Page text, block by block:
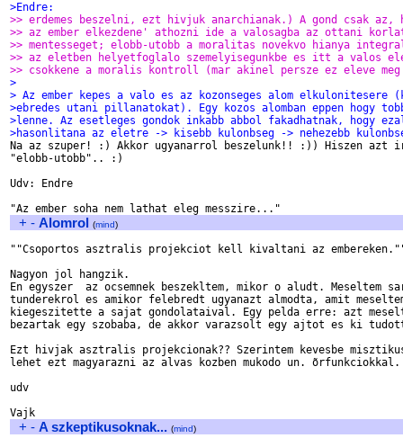
>Endre:
>> erdemes beszelni, ezt hivjuk anarchianak.) A gond csak az,
>> az ember elkezdene' athozni ide a valosagba az ottani
>> mentesseget; elobb-utobb a moralitas novekvo hianya
>> az eletben helyetfoglalo szemelyisegunkbe es itt a valos
>> csokkene a moralis kontroll (mar akinel persze ez eleve
>
> Az ember kepes a valo es az kozonseges alom elkulonitesere
>ebredes utani pillanatokat). Egy kozos alomban eppen hogy
>lenne. Az esetleges gondok inkabb abbol fakadhatnak, hogy
>hasonlitana az eletre -> kisebb kulonbseg -> nehezebb
Na az szuper! :) Akkor ugyanarrol beszelunk!! :)) Hiszen azt
"elobb-utobb".. :)
Udv: Endre
+ - Alomrol (mind)
""Csoportos asztralis projekciot kell kivaltani az
Nagyon jol hangzik.
En egyszer  az ocsemnek beszekltem, mikor o aludt. Meseltem
tunderekrol es amikor felebredt ugyanazt almodta, amit
kiegeszitette a sajat gondolataival. Egy pelda erre: azt
bezartak egy szobaba, de akkor varazsolt egy ajtot es ki
Ezt hivjak asztralis projekcionak?? Szerintem kevesbe
lehet ezt magyarazni az alvas kozben mukodo un. õrfunkciokkal.
udv
+ - A szkeptikusoknak... (mind)